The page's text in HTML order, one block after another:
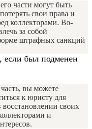
части могут быть
свои права и
коллекторами. Во-
за собой
штрафных санкций
был подменен
вы можете
к юристу для
своих
и